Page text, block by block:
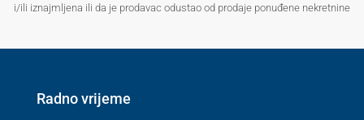
i/ili iznajmljena ili da je prodavac odustao od prodaje ponuđene nekretnine
Radno vrijeme